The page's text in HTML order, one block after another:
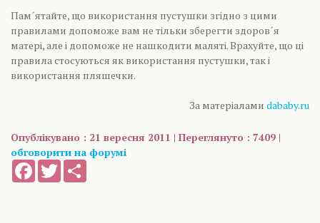
Пам´ятайте, що використання пустушки згідно з цими
правилами допоможе вам не тільки зберегти здоров´я
матері, але і допоможе не нашкодити маляті. Врахуйте, що ці
правила стосуються як використання пустушки, так і
використання пляшечки.
За матеріалами dababy.ru
Опублікувано : 21 вересня 2011 | Переглянуто : 7409 |
обговорити на форумі
FacebookTwitter